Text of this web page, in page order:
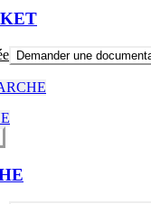
Demander une